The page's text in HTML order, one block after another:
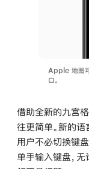
Apple 地图
口。
借助全新的九宫
往更简单。新的
用户不必切换键
单手输入键盘，